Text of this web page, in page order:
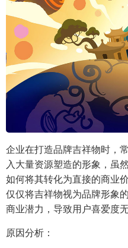
企业在打造品牌吉祥物时，
入大量资源塑造的形象，虽
如何将其转化为直接的商业
仅仅将吉祥物视为品牌形象
商业潜力，导致用户喜爱度
原因分析：